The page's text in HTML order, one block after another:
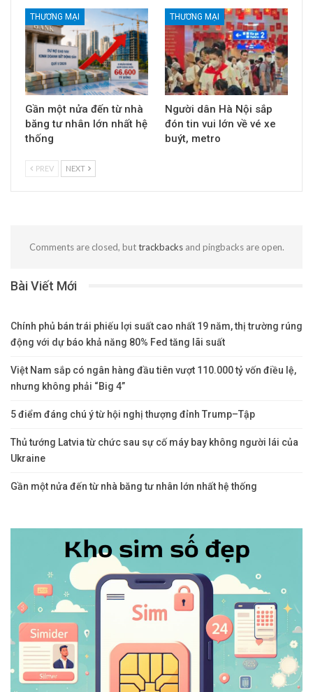
THƯƠNG MẠI
Gần một nửa đến từ nhà
băng tư nhân lớn nhất hệ
thống
THƯƠNG MẠI
Người dân Hà Nội sắp
đón tin vui lớn về vé xe
buýt, metro
PREV NEXT
Comments are closed, buttrackbacksand pingbacks are open.
Bài Viết Mới
Chính phủ bán trái phiếu lợi suất cao nhất 19 năm, thị trường rúng
động với dự báo khả năng 80% Fed tăng lãi suất
Việt Nam sắp có ngân hàng đầu tiên vượt 110.000 tỷ vốn điều lệ,
nhưng không phải “Big 4”
5 điểm đáng chú ý từ hội nghị thượng đỉnh Trump–Tập
Thủ tướng Latvia từ chức sau sự cố máy bay không người lái của
Ukraine
Gần một nửa đến từ nhà băng tư nhân lớn nhất hệ thống